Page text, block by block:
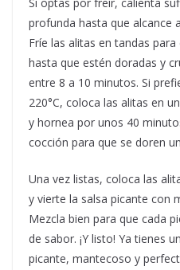
Si optas por freír, calienta
profunda hasta que alcance
Fríe las alitas en tandas
hasta que estén doradas y
entre 8 a 10 minutos. Si
220°C, coloca las alitas en
y hornea por unos 40
cocción para que se doren
Una vez listas, coloca las
y vierte la salsa picante con
Mezcla bien para que cada
de sabor. ¡Y listo! Ya tienes
picante, mantecoso y